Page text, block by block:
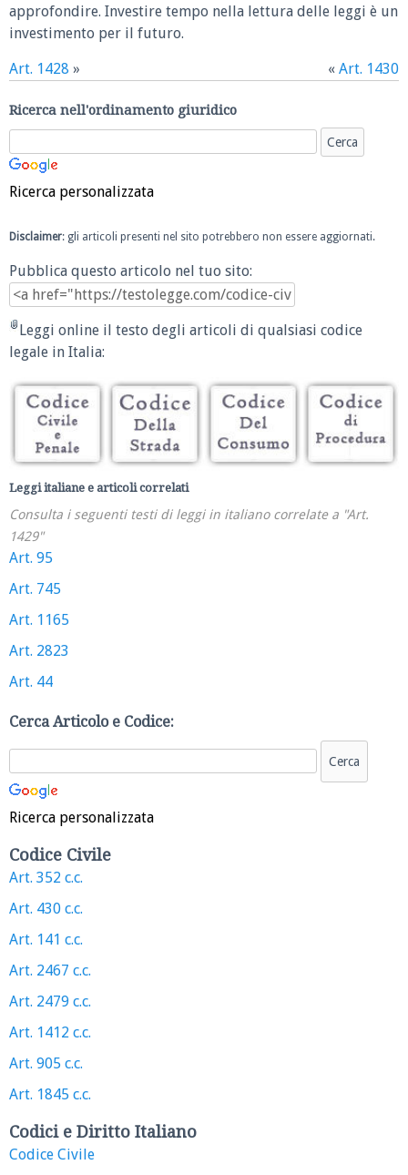
approfondire. Investire tempo nella lettura delle leggi è un
investimento per il futuro.
Art. 1428 » « Art. 1430
Ricerca nell'ordinamento giuridico
Ricerca personalizzata
Disclaimer: gli articoli presenti nel sito potrebbero non essere aggiornati.
Pubblica questo articolo nel tuo sito:
Leggi online il testo degli articoli di qualsiasi codice
legale in Italia:
Leggi italiane e articoli correlati
Consulta i seguenti testi di leggi in italiano correlate a "Art.
1429"
Art. 95
Art. 745
Art. 1165
Art. 2823
Art. 44
Cerca Articolo e Codice:
Ricerca personalizzata
Codice Civile
Art. 352 c.c.
Art. 430 c.c.
Art. 141 c.c.
Art. 2467 c.c.
Art. 2479 c.c.
Art. 1412 c.c.
Art. 905 c.c.
Art. 1845 c.c.
Codici e Diritto Italiano
Codice Civile